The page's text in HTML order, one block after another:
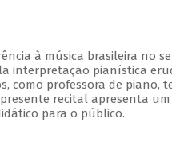
à música brasileira no
interpretação pianística
como professora de piano,
recital apresenta
para o público.